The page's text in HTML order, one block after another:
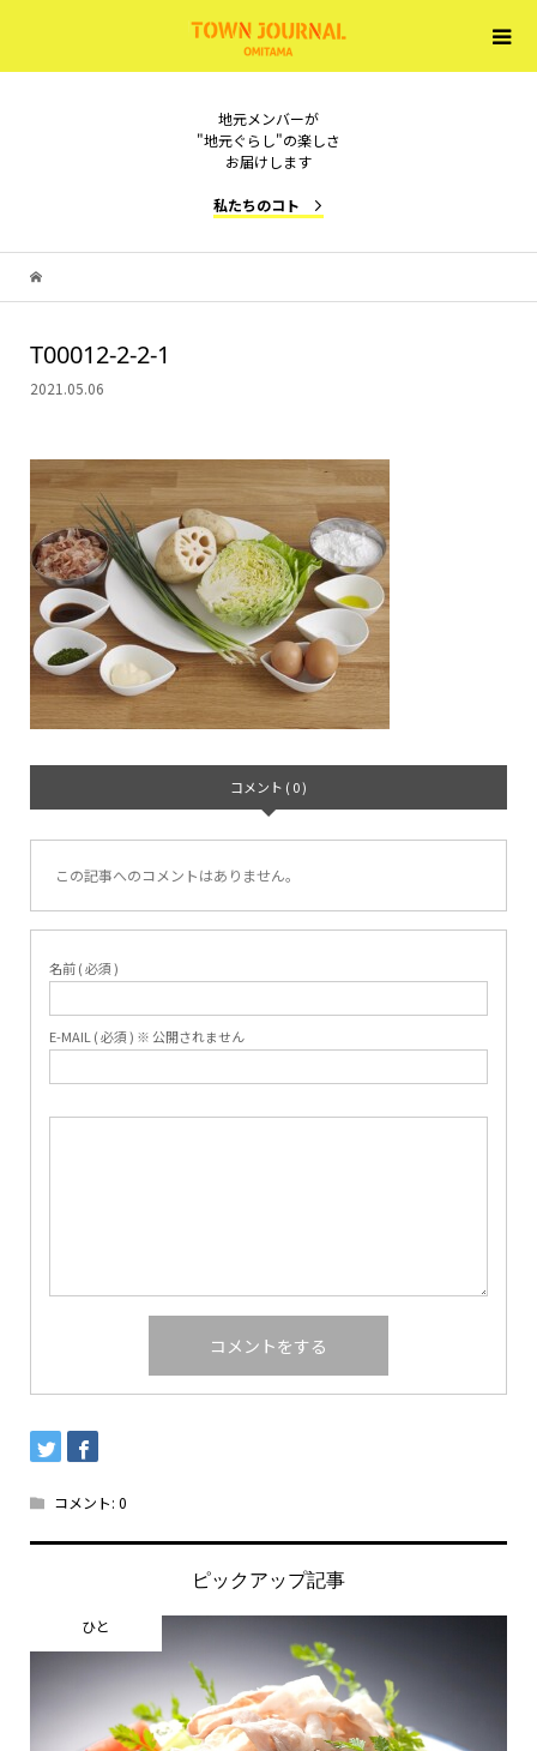
地元メンバーが
"地元ぐらし"の楽しさ
お届けします
私たちのコト
T00012-2-2-1
2021.05.06
コメント ( 0 )
この記事へのコメントはありません。
名前 ( 必須 )
E-MAIL ( 必須 ) ※ 公開されません
コメント: 0
ピックアップ記事
ひと